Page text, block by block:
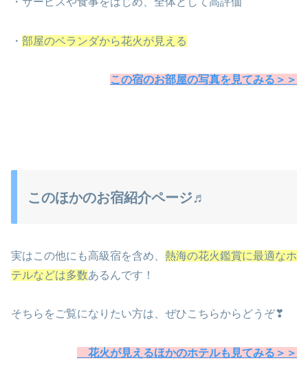
・ 部屋のベランダから花火が見える
この宿のお部屋の写真を見てみる＞＞
このほかのお宿紹介ページ♬
実はこの他にも高級宿を含め、 熱海の花火鑑賞に最適なホ
テルなどは多数あるんです！
そちらをご覧になりたい方は、ぜひこちらからどうぞ❣
花火が見えるほかのホテルも見てみる＞＞